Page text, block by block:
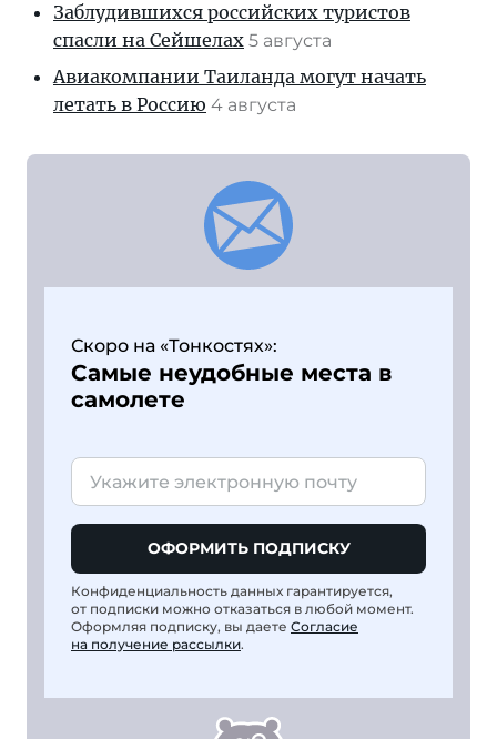
Заблудившихся российских туристов
спасли на Сейшелах 5 августа
Авиакомпании Таиланда могут начать
летать в Россию 4 августа
Скоро на «Тонкостях»:
Самые неудобные места в
самолете
ОФОРМИТЬ ПОДПИСКУ
Конфиденциальность данных гарантируется,
от подписки можно отказаться в любой момент.
Оформляя подписку, вы даете Согласие
на получение рассылки.